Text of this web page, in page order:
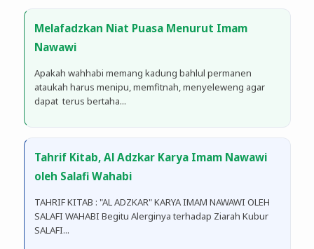
Melafadzkan Niat Puasa Menurut Imam
Nawawi
Apakah wahhabi memang kadung bahlul permanen
ataukah harus menipu, memfitnah, menyeleweng agar
dapat terus bertaha...
Tahrif Kitab, Al Adzkar Karya Imam Nawawi
oleh Salafi Wahabi
TAHRIF KITAB : "AL ADZKAR" KARYA IMAM NAWAWI OLEH
SALAFI WAHABI Begitu Alerginya terhadap Ziarah Kubur
SALAFI...